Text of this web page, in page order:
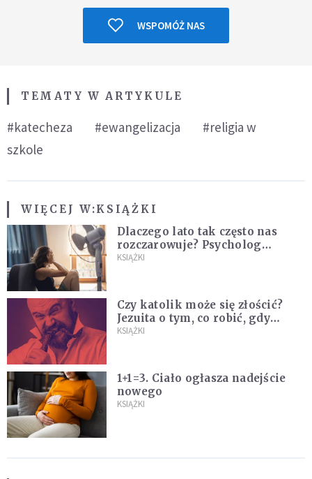
WSPOMÓŻ NAS
TEMATY W ARTYKULE
#katecheza #ewangelizacja
#religia w
szkole
WIĘCEJ W:KSIĄŻKI
Dlaczego lato tak często nas
rozczarowuje? Psycholog
wyjaśnia, skąd bierze się presja
KSIĄŻKI
Czy katolik może się złościć?
Jezuita o tym, co robić, gdy
puszczają nam nerwy
KSIĄŻKI
1+1=3. Ciało ogłasza nadejście
nowego
KSIĄŻKI